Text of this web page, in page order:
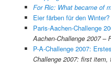
For Ric: What became of
Eier färben für den Winter?
Paris-Aachen-Challenge
Aachen-Challenge 2007 –
P-A-Challenge 2007:
Challenge 2007: first item,